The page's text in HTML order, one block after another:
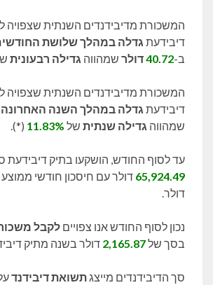
המשכורת מדיבידנדים השנתית שצפויה
דיבידעת גדלה במהלך שלושת
ב-40.72דולר שמהווה גדילה רבעונית
המשכורת מדיבידנדים השנתית שצפויה
דיבידעת גדלה במהלך השנה האחרונה
שמהווה גדילה שנתית של 11.83%
(*).
עד לסוף החודש, הושקעו בתיק דיבידעת
65,924.49 דולר עם חיסכון חודשי
דולר.
נכון לסוף החודש אנו צפויים לקבל
בסך של
דולר בשנה מתיק
סך הדיבידנדים מייצגתשואת דיבידנד